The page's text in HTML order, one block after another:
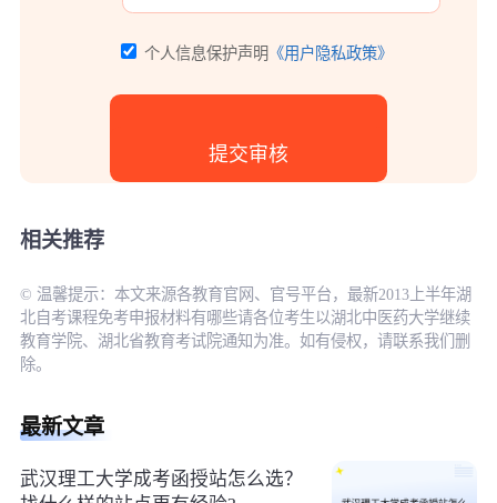
个人信息保护声明 《用户隐私政策》
相关推荐
© 温馨提示：本文来源各教育官网、官号平台，最新2013上半年湖
北自考课程免考申报材料有哪些请各位考生以湖北中医药大学继续
教育学院、湖北省教育考试院通知为准。如有侵权，请联系我们删
除。
最新文章
武汉理工大学成考函授站怎么选？